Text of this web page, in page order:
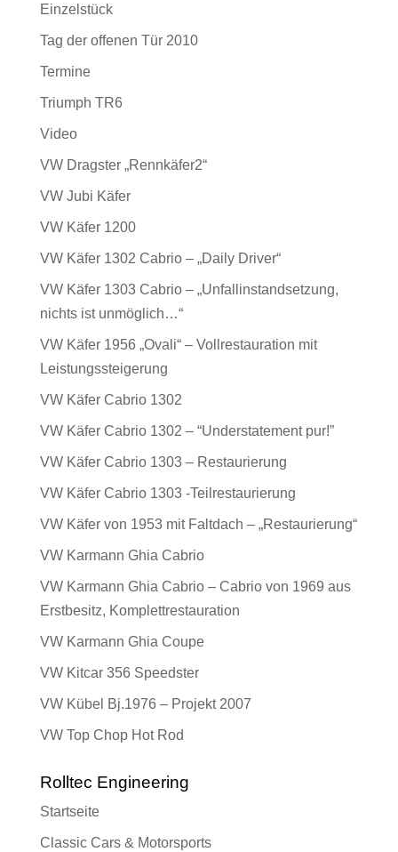
Einzelstück
Tag der offenen Tür 2010
Termine
Triumph TR6
Video
VW Dragster „Rennkäfer2“
VW Jubi Käfer
VW Käfer 1200
VW Käfer 1302 Cabrio – „Daily Driver“
VW Käfer 1303 Cabrio – „Unfallinstandsetzung,
nichts ist unmöglich…“
VW Käfer 1956 „Ovali“ – Vollrestauration mit
Leistungssteigerung
VW Käfer Cabrio 1302
VW Käfer Cabrio 1302 – “Understatement pur!”
VW Käfer Cabrio 1303 – Restaurierung
VW Käfer Cabrio 1303 -Teilrestaurierung
VW Käfer von 1953 mit Faltdach – „Restaurierung“
VW Karmann Ghia Cabrio
VW Karmann Ghia Cabrio – Cabrio von 1969 aus
Erstbesitz, Komplettrestauration
VW Karmann Ghia Coupe
VW Kitcar 356 Speedster
VW Kübel Bj.1976 – Projekt 2007
VW Top Chop Hot Rod
Rolltec Engineering
Startseite
Classic Cars & Motorsports